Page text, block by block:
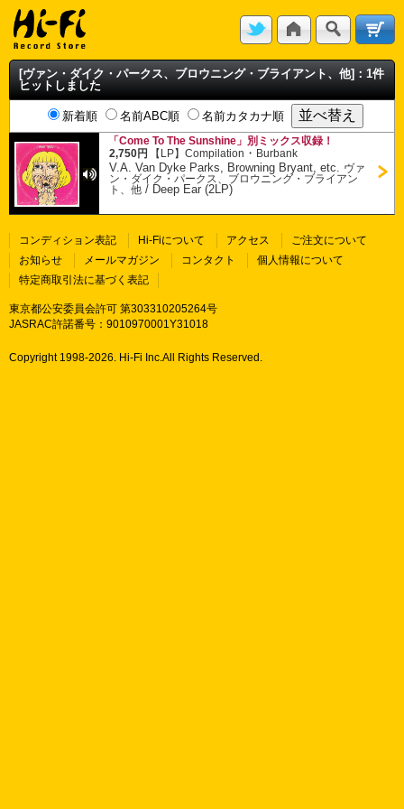
[ヴァン・ダイク・パークス、ブロウニング・ブライアント、他]：1件
ヒットしました
新着順 名前ABC順 名前カタカナ順
「Come To The Sunshine」別ミックス収録！
2,750円
【LP】Compilation ・ Burbank
V.A. Van Dyke Parks, Browning Bryant, etc.
ヴァ
ン・ダイク・パークス、ブロウニング・ブライアン
ト、他 / Deep Ear (2LP)
コンディション表記 Hi-Fiについて アクセス
ご注文について
お知らせ
メールマガジン コンタクト
個人情報について
特定商取引法に基づく表記
東京都公安委員会許可 第303310205264号
JASRAC許諾番号：9010970001Y31018
Copyright 1998-2026. Hi-Fi Inc.All Rights Reserved.